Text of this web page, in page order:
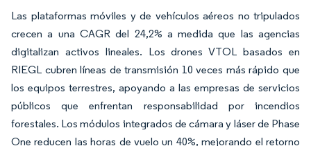
Las plataformas móviles y de vehículos aéreos no tripulados
crecen a una CAGR del 24,2% a medida que las agencias
digitalizan activos lineales. Los drones VTOL basados en
RIEGL cubren líneas de transmisión 10 veces más rápido que
los equipos terrestres, apoyando a las empresas de servicios
públicos que enfrentan responsabilidad por incendios
forestales. Los módulos integrados de cámara y láser de Phase
One reducen las horas de vuelo un 40%, mejorando el retorno